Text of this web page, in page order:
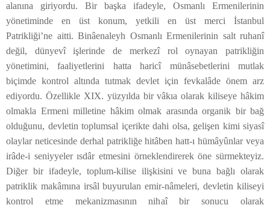
alanına giriyordu. Bir başka ifadeyle, Osmanlı Ermenilerinin
yönetiminde en üst konum, yetkili en üst merci İstanbul
Patrikliği’ne aitti. Binâenaleyh Osmanlı Ermenilerinin salt ruhanî
değil, dünyevî işlerinde de merkezî rol oynayan patrikliğin
yönetimini, faaliyetlerini hatta haricî münâsebetlerini mutlak
biçimde kontrol altında tutmak devlet için fevkalâde önem arz
ediyordu. Özellikle XIX. yüzyılda bir vâkıa olarak kiliseye hâkim
olmakla Ermeni milletine hâkim olmak arasında organik bir bağ
olduğunu, devletin toplumsal içerikte dahi olsa, gelişen kimi siyasî
olaylar neticesinde derhal patrikliğe hitâben hatt-ı hümâyûnlar veya
irâde-i seniyyeler ısdâr etmesini örneklendirerek öne sürmekteyiz.
Diğer bir ifadeyle, toplum-kilise ilişkisini ve buna bağlı olarak
patriklik makâmına irsâl buyurulan emir-nâmeleri, devletin kiliseyi
kontrol etme mekanizmasının nihaî bir sonucu olarak